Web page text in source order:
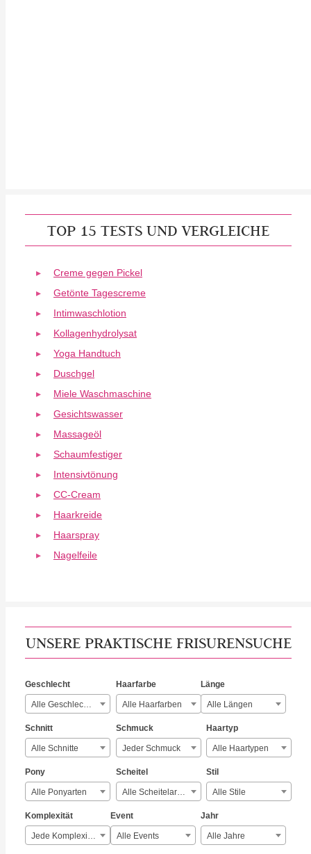
TOP 15 TESTS UND VERGLEICHE
Creme gegen Pickel
Getönte Tagescreme
Intimwaschlotion
Kollagenhydrolysat
Yoga Handtuch
Duschgel
Miele Waschmaschine
Gesichtswasser
Massageöl
Schaumfestiger
Intensivtönung
CC-Cream
Haarkreide
Haarspray
Nagelfeile
UNSERE PRAKTISCHE FRISURENSUCHE
Geschlecht
Alle Geschlechter
Haarfarbe
Alle Haarfarben
Länge
Alle Längen
Schnitt
Alle Schnitte
Schmuck
Jeder Schmuck
Haartyp
Alle Haartypen
Pony
Alle Ponyarten
Scheitel
Alle Scheitelarten
Stil
Alle Stile
Komplexität
Jede Komplexität
Event
Alle Events
Jahr
Alle Jahre